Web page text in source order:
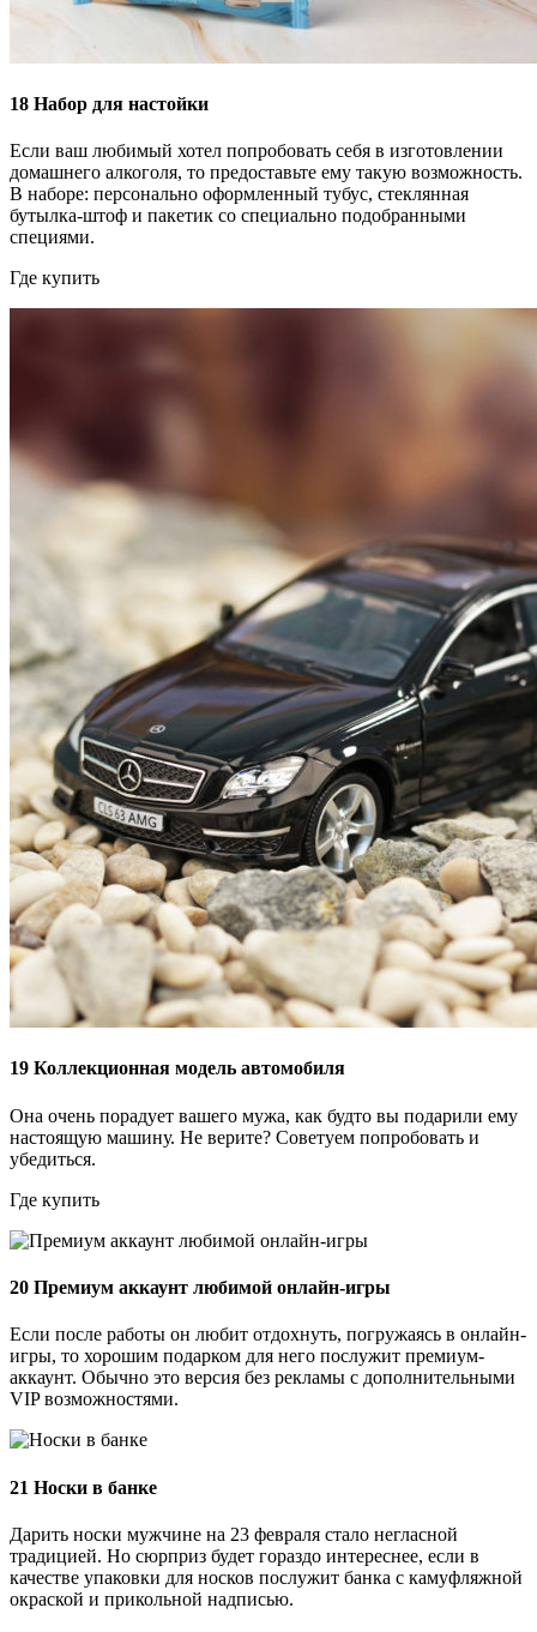
18 Набор для настойки
Если ваш любимый хотел попробовать себя в изготовлении
домашнего алкоголя, то предоставьте ему такую возможность.
В наборе: персонально оформленный тубус, стеклянная
бутылка-штоф и пакетик со специально подобранными
специями.
Где купить
19 Коллекционная модель автомобиля
Она очень порадует вашего мужа, как будто вы подарили ему
настоящую машину. Не верите? Советуем попробовать и
убедиться.
Где купить
20 Премиум аккаунт любимой онлайн-игры
Если после работы он любит отдохнуть, погружаясь в онлайн-
игры, то хорошим подарком для него послужит премиум-
аккаунт. Обычно это версия без рекламы с дополнительными
VIP возможностями.
21 Носки в банке
Дарить носки мужчине на 23 февраля стало негласной
традицией. Но сюрприз будет гораздо интереснее, если в
качестве упаковки для носков послужит банка с камуфляжной
окраской и прикольной надписью.